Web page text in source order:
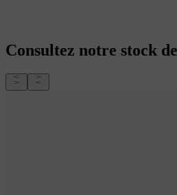
Consultez notre stock